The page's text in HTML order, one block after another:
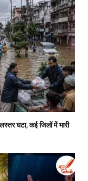
घटा, कई जिलों में भारी